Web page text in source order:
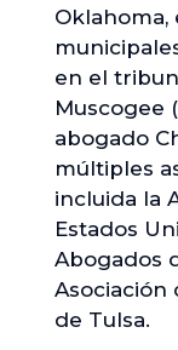
en el
Muscogee
abogado
múltiples
incluida la
Estados
Abogados
Asociación
de Tulsa.